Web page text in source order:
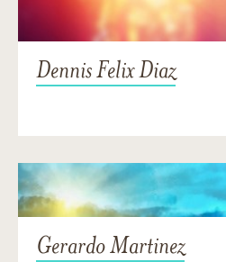
Dennis Felix Diaz
Gerardo Martinez